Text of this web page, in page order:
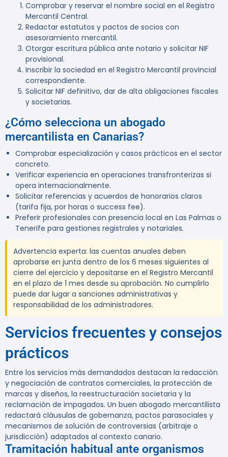
Comprobar y reservar el nombre social en el Registro
Mercantil Central.
Redactar estatutos y pactos de socios con
asesoramiento mercantil.
Otorgar escritura pública ante notario y solicitar NIF
provisional.
Inscribir la sociedad en el Registro Mercantil provincial
correspondiente.
Solicitar NIF definitivo, dar de alta obligaciones fiscales
y societarias.
¿Cómo selecciona un abogado
mercantilista en Canarias?
Comprobar especialización y casos prácticos en el sector
concreto.
Verificar experiencia en operaciones transfronterizas si
opera internacionalmente.
Solicitar referencias y acuerdos de honorarios claros
(tarifa fija, por horas o success fee).
Preferir profesionales con presencia local en Las Palmas o
Tenerife para gestiones registrales y notariales.
Advertencia experta: las cuentas anuales deben
aprobarse en junta dentro de los 6 meses siguientes al
cierre del ejercicio y depositarse en el Registro Mercantil
en el plazo de 1 mes desde su aprobación. No cumplirlo
puede dar lugar a sanciones administrativas y
responsabilidad de los administradores.
Servicios frecuentes y consejos
prácticos
Entre los servicios más demandados destacan la redacción
y negociación de contratos comerciales, la protección de
marcas y diseños, la reestructuración societaria y la
reclamación de impagados. Un buen abogado mercantilista
redactará cláusulas de gobernanza, pactos parasociales y
mecanismos de solución de controversias (arbitraje o
jurisdicción) adaptados al contexto canario.
Tramitación habitual ante organismos